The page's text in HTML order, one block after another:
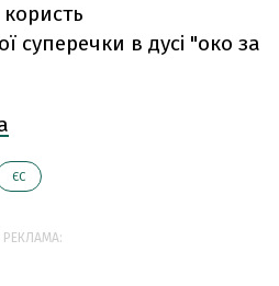
суперечки в дусі "око за
ЄС
РЕКЛАМА: